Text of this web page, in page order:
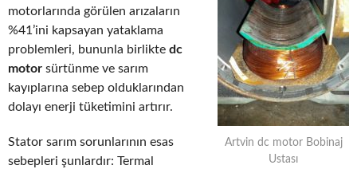
Artvin dc motor Bobinaj
Ustası
motorlarında görülen arızaların
%41’ini kapsayan yataklama
problemleri, bununla birlikte dc
motor sürtünme ve sarım
kayıplarına sebep olduklarından
dolayı enerji tüketimini artırır.
Stator sarım sorunlarının esas
sebepleri şunlardır: Termal